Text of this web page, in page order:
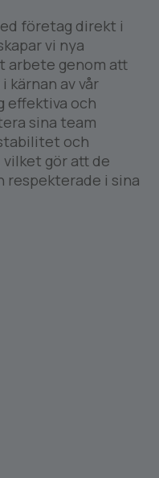
företag direkt i
vi nya
arbete genom att
kärnan av vår
effektiva och
sina team
och
gör att de
respekterade i sina